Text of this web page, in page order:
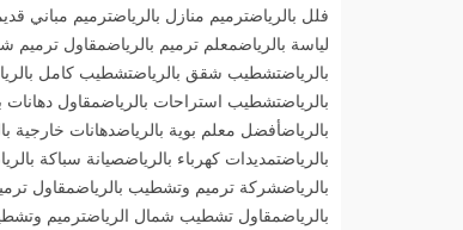
فلل بالرياضترميم منازل بالرياضترميم مباني
لياسة بالرياضمعلم ترميم بالرياضمقاول
بالرياضتشطيب شقق بالرياضتشطيب كامل
بالرياضتشطيب استراحات بالرياضمقاول دهانات
بالرياضأفضل معلم بوية بالرياضدهانات خارجية
بالرياضتمديدات كهرباء بالرياضصيانة سباكة
بالرياضشركة ترميم وتشطيب بالرياضمقاول
بالرياضمقاول تشطيب شمال الرياضترميم